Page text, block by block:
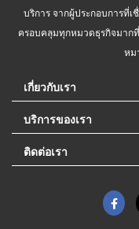
บริการ จากผู้ประกอบการที่
ครอบคลุมทุกหมวดธุรกิจมาก
หม
เกี่ยวกับเรา
บริการของเรา
ติดต่อเรา